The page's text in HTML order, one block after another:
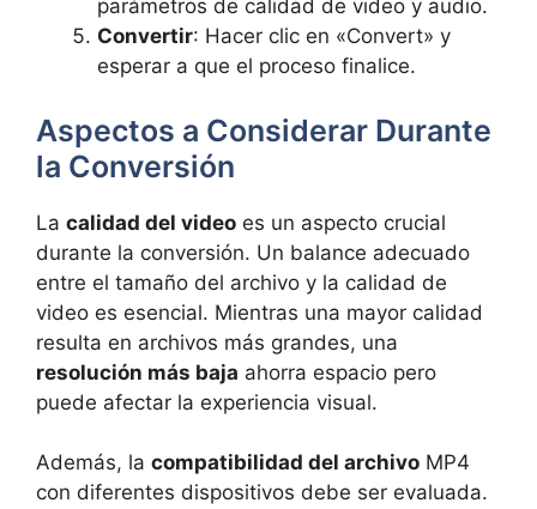
parámetros de calidad de video y audio.
Convertir: Hacer clic en «Convert» y
esperar a que el proceso finalice.
Aspectos a Considerar Durante
la Conversión
La calidad del video es un aspecto crucial
durante la conversión. Un balance adecuado
entre el tamaño del archivo y la calidad de
video es esencial. Mientras una mayor calidad
resulta en archivos más grandes, una
resolución más baja ahorra espacio pero
puede afectar la experiencia visual.
Además, la compatibilidad del archivo MP4
con diferentes dispositivos debe ser evaluada.